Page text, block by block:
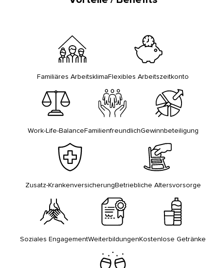
Familiäres ArbeitsklimaFlexibles Arbeitszeitkonto
Work-Life-BalanceFamilienfreundlichGewinnbeteiligung
Zusatz-KrankenversicherungBetriebliche Altersvorsorge
Soziales EngagementWeiterbildungenKostenlose Getränke